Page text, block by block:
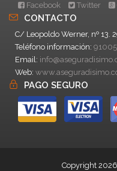
Facebook Twitter
CONTACTO
C/ Leopoldo Werner, nº 13.
Teléfono información:
Email:
Web:
PAGO SEGURO
Copyright